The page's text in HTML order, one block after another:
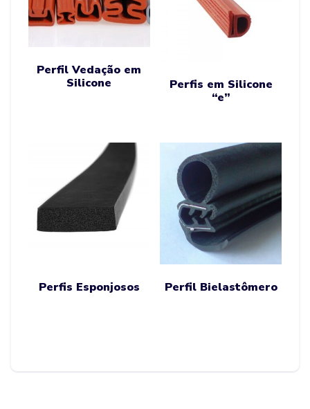
Perfil Vedação em
Silicone
Perfis em Silicone
“e”
Perfis Esponjosos Perfil Bielastômero